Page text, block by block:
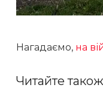
Нагадаємо, на
Читайте